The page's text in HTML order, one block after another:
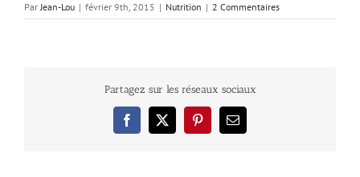
ParJean-Lou | février 9th, 2015 | Nutrition | 2 Commentaires
Partagez sur les réseaux sociaux
Facebook
X PinterestEmail